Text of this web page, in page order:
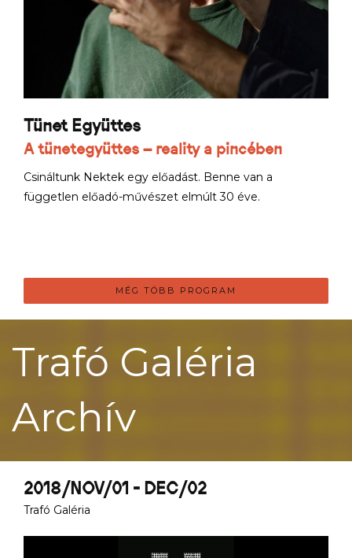
Tünet Együttes
A tünetegyüttes – reality a pincében
Csináltunk Nektek egy előadást. Benne van a
független előadó-művészet elmúlt 30 éve.
MÉG TÖBB PROGRAM
Trafó Galéria
Archív
2018/NOV/01 - DEC/02
Trafó Galéria